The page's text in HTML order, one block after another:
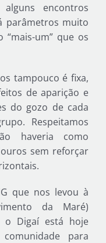
encontros
parâmetros muito
um” que os
tampouco é fixa,
de aparição e
do gozo de cada
Respeitamos
haveria como
sem reforçar
que nos levou à
da Maré)
o Digaí está hoje
para